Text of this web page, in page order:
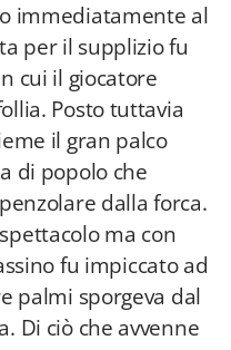
immediatamente al
per il supplizio fu
cui il giocatore
Posto tuttavia
il gran palco
di popolo che
dalla forca.
ma con
fu impiccato ad
palmi sporgeva dal
Di ciò che avvenne